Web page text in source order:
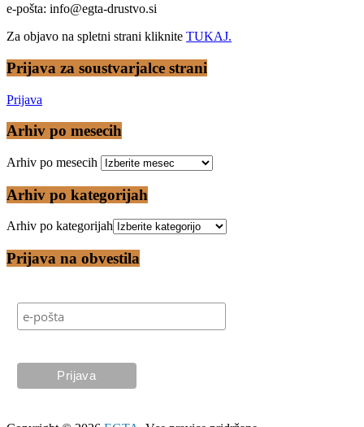
e-pošta: info@egta-drustvo.si
Za objavo na spletni strani kliknite TUKAJ.
Prijava za soustvarjalce strani
Prijava
Arhiv po mesecih
Arhiv po mesecih
Arhiv po kategorijah
Arhiv po kategorijah
Prijava na obvestila